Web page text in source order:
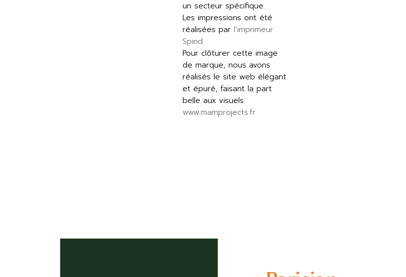
un secteur spécifique.
Les impressions ont été
réalisées par l’imprimeur
Spind.
Pour clôturer cette image
de marque, nous avons
réalisés le site web élégant
et épuré, faisant la part
belle aux visuels.
www.mamprojects.fr